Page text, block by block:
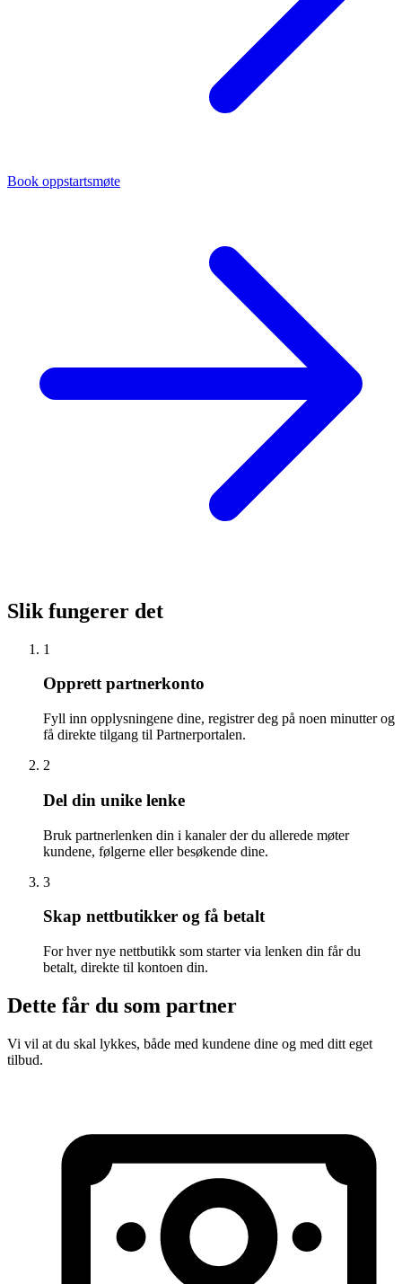
Book oppstartsmøte
Slik fungerer det
1
Opprett partnerkonto
Fyll inn opplysningene dine, registrer deg på noen minutter og
få direkte tilgang til Partnerportalen.
2
Del din unike lenke
Bruk partnerlenken din i kanaler der du allerede møter
kundene, følgerne eller besøkende dine.
3
Skap nettbutikker og få betalt
For hver nye nettbutikk som starter via lenken din får du
betalt, direkte til kontoen din.
Dette får du som partner
Vi vil at du skal lykkes, både med kundene dine og med ditt eget
tilbud.